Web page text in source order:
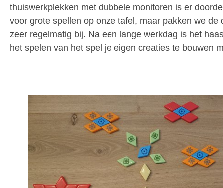
thuiswerkplekken met dubbele monitoren is er
voor grote spellen op onze tafel, maar pakken we de
zeer regelmatig bij. Na een lange werkdag is het
het spelen van het spel je eigen creaties te bouwen